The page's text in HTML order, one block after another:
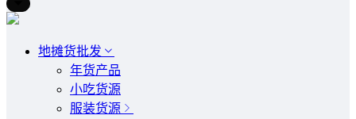
地摊货批发
年货产品
小吃货源
服装货源